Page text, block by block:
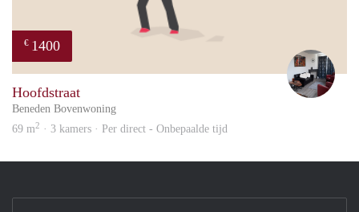
€ 1400
Hoofdstraat
Beneden Bovenwoning
69 m2 · 3 kamers · Per direct - Onbepaalde tijd